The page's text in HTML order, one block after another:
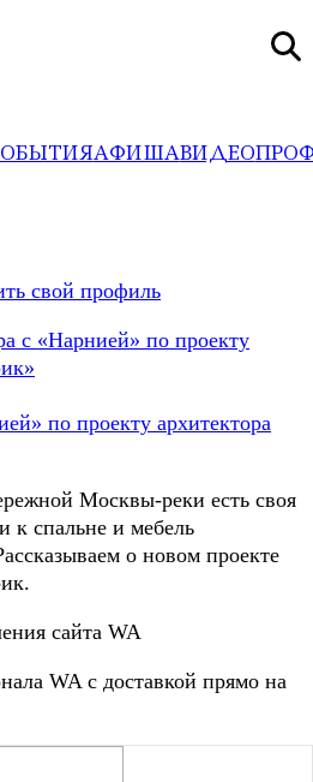
АФИШАВИДЕО
свой профиль
по проекту архитектора
Москвы-реки есть своя
к спальне и мебель
о новом проекте
сайта WA
WA c доставкой прямо на